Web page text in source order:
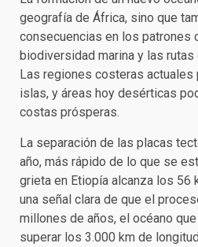
geografía de África, sino que
consecuencias en los patrones
biodiversidad marina y las
Las regiones costeras actuales
islas, y áreas hoy desérticas
costas prósperas.
La separación de las placas
año, más rápido de lo que se
grieta en Etiopía alcanza los 56
una señal clara de que el
millones de años, el océano
superar los 3.000 km de